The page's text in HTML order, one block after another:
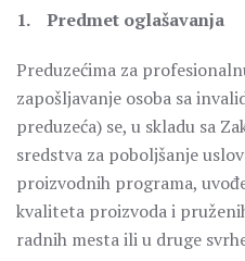
1. Predmet oglašavanja
Preduzećima za
zapošljavanje osoba sa
preduzeća) se, u skladu sa
sredstva za poboljšanje
proizvodnih programa,
kvaliteta proizvoda i
radnih mesta ili u druge